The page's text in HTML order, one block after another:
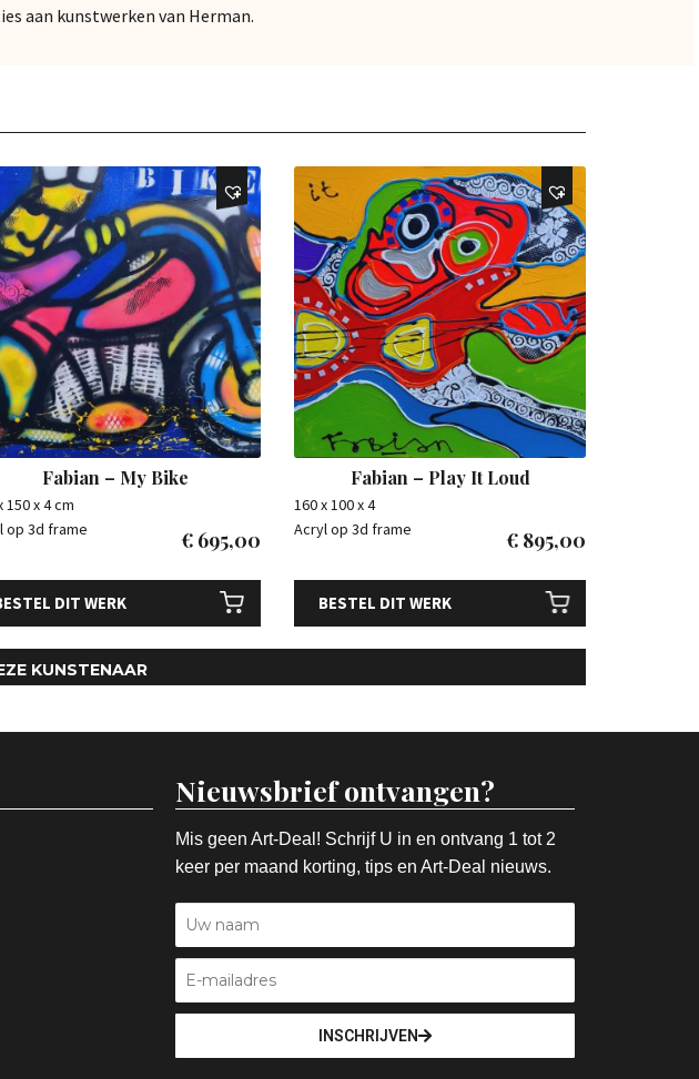
aan kunstwerken van Herman.
Fabian – My Bike
150 x 4 cm
op 3d frame
€ 695,00
DIT WERK
Fabian – Play It Loud
160 x 100 x 4
Acryl op 3d frame
€ 895,00
BESTEL DIT WERK
KUNSTENAAR
Nieuwsbrief ontvangen?
Mis geen Art-Deal! Schrijf U in en ontvang 1 tot 2
keer per maand korting, tips en Art-Deal nieuws.
INSCHRIJVEN